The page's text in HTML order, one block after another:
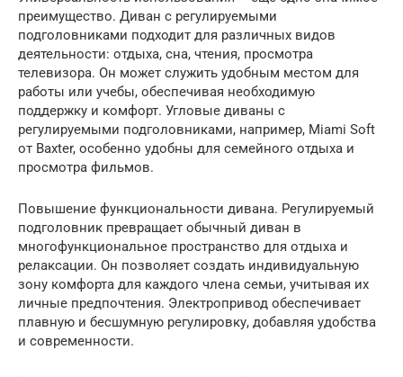
преимущество. Диван с регулируемыми
подголовниками подходит для различных видов
деятельности: отдыха, сна, чтения, просмотра
телевизора. Он может служить удобным местом для
работы или учебы, обеспечивая необходимую
поддержку и комфорт. Угловые диваны с
регулируемыми подголовниками, например, Miami Soft
от Baxter, особенно удобны для семейного отдыха и
просмотра фильмов.
Повышение функциональности дивана. Регулируемый
подголовник превращает обычный диван в
многофункциональное пространство для отдыха и
релаксации. Он позволяет создать индивидуальную
зону комфорта для каждого члена семьи, учитывая их
личные предпочтения. Электропривод обеспечивает
плавную и бесшумную регулировку, добавляя удобства
и современности.